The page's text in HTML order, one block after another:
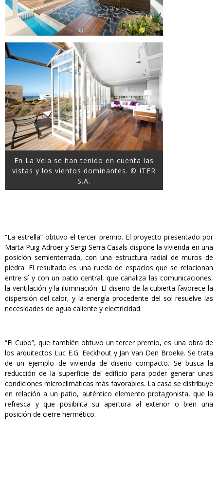
En La Vela se han tenido en cuenta las
vistas y los vientos dominantes. © ITER
S.A.
“La estrella” obtuvo el tercer premio. El proyecto presentado por
Marta Puig Adroer y Sergi Serra Casals dispone la vivienda en una
posición semienterrada, con una estructura radial de muros de
piedra. El resultado es una rueda de espacios que se relacionan
entre sí y con un patio central, que canaliza las comunicaciones,
la ventilación y la iluminación. El diseño de la cubierta favorece la
dispersión del calor, y la energía procedente del sol resuelve las
necesidades de agua caliente y electricidad.
“El Cubo”, que también obtuvo un tercer premio, es una obra de
los arquitectos Luc E.G. Eeckhout y Jan Van Den Broeke. Se trata
de un ejemplo de vivienda de diseño compacto. Se busca la
reducción de la superficie del edificio para poder generar unas
condiciones microclimáticas más favorables. La casa se distribuye
en relación a un patio, auténtico elemento protagonista, que la
refresca y que posibilita su apertura al exterior o bien una
posición de cierre hermético.